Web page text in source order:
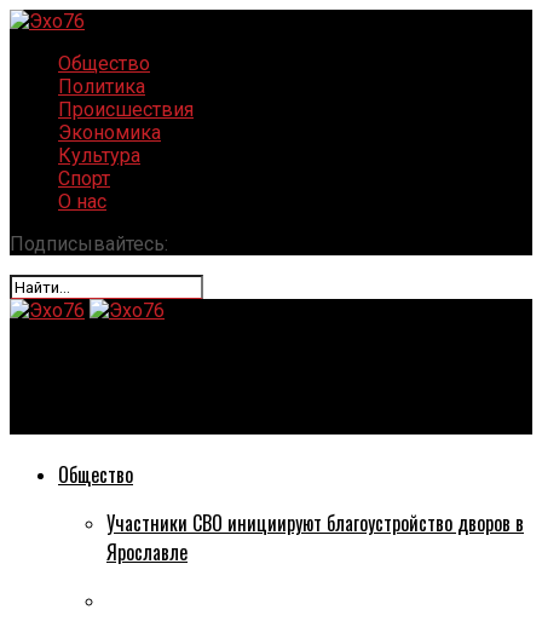
Общество
Политика
Происшествия
Экономика
Культура
Спорт
О нас
Подписывайтесь:
Общество
Участники СВО инициируют благоустройство дворов в
Ярославле